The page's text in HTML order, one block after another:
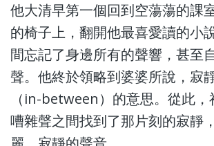
他大清早第一個回到空蕩蕩的課
的椅子上，翻開他最喜愛讀的小
間忘記了身邊所有的聲響，甚至
聲。他終於領略到婆婆所說，寂
（in-between）的意思。從此
嘈雜聲之間找到了那片刻的寂靜